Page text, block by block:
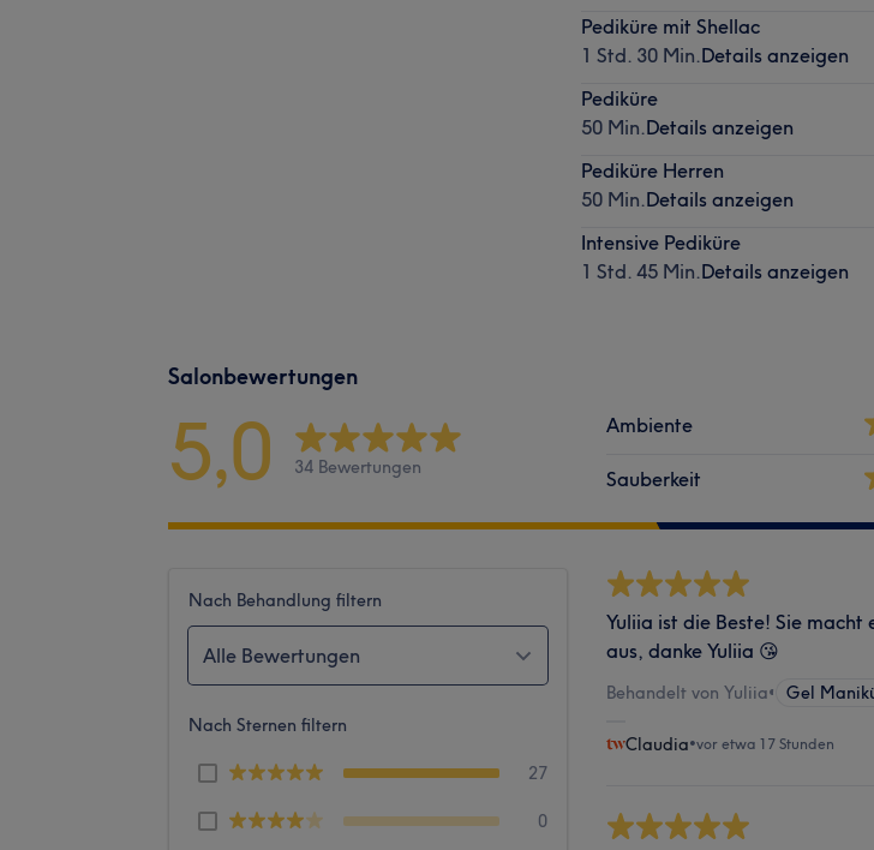
Pediküre mit Shellac
1 Std. 30 Min.Details anzeigen
Pediküre
50 Min.Details anzeigen
Pediküre Herren
50 Min.Details anzeigen
Intensive Pediküre
1 Std. 45 Min.Details anzeigen
Salonbewertungen
5,0 34 Bewertungen
Ambiente
Sauberkeit
Nach Behandlung filtern
Alle Bewertungen
Nach Sternen filtern
27
0
Yuliia ist die Beste! Sie macht
aus, danke Yuliia 😘
Behandelt von Yuliia• Gel
Claudia•vor etwa 17 Stunden